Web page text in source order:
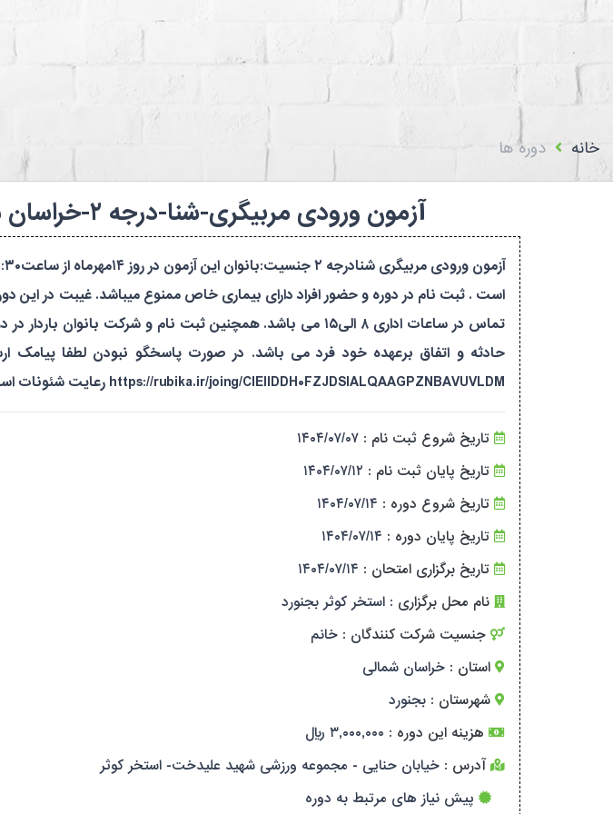
استعلام اعضا بیمه فدراسیون پزشکی سامانه باشگاه های شنا (استخرها) کانال
خانه دوره ها
آزمون ورودی مربیگری-شنا-درجه ۲-خراسان شمالی-۱۴۰۴۷۷۵۶۷۶۶/۱۲۵۸۸۵-۱۴۰۴-بانوان
تماس در ساعات اداری ۸ الی۱۵ می باشد. همچنین ثبت نام و
حادثه و اتفاق برعهده خود فرد می باشد. در صورت پاسخگو نبودن لطفا پیامک
https://rubika.ir/joing/CIEIIDDH۰FZJDSIALQAAGPZNBAVUVLDM رعایت شئونات اسلامی الزامی است.
تاریخ شروع ثبت نام : ۱۴۰۴/۰۷/۰۷
تاریخ پایان ثبت نام : ۱۴۰۴/۰۷/۱۲
تاریخ شروع دوره : ۱۴۰۴/۰۷/۱۴
تاریخ پایان دوره : ۱۴۰۴/۰۷/۱۴
تاریخ برگزاری امتحان : ۱۴۰۴/۰۷/۱۴
نام محل برگزاری : استخر کوثر بجنورد
جنسیت شرکت کنندگان : خانم
استان : خراسان شمالی
شهرستان : بجنورد
هزینه این دوره : ۳,۰۰۰,۰۰۰ ریال
آدرس : خیابان حنایی - مجموعه ورزشی شهید علیدخت- استخر کوثر
پیش نیاز های مرتبط به دوره